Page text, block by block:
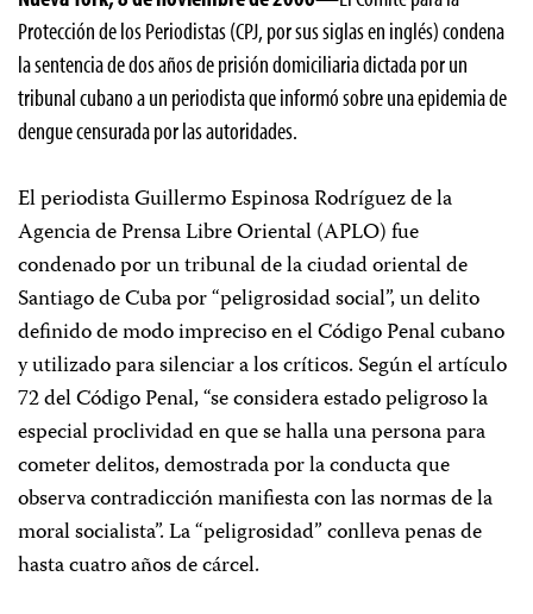
Protección de los Periodistas (CPJ, por sus siglas en inglés) condena
la sentencia de dos años de prisión domiciliaria dictada por un
tribunal cubano a un periodista que informó sobre una epidemia de
dengue censurada por las autoridades.
El periodista Guillermo Espinosa Rodríguez de la
Agencia de Prensa Libre Oriental (APLO) fue
condenado por un tribunal de la ciudad oriental de
Santiago de Cuba por “peligrosidad social”, un delito
definido de modo impreciso en el Código Penal cubano
y utilizado para silenciar a los críticos. Según el artículo
72 del Código Penal, “se considera estado peligroso la
especial proclividad en que se halla una persona para
cometer delitos, demostrada por la conducta que
observa contradicción manifiesta con las normas de la
moral socialista”. La “peligrosidad” conlleva penas de
hasta cuatro años de cárcel.